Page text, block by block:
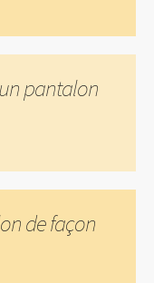
un pantalon
de façon